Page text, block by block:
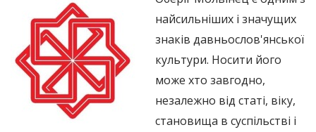
найсильніших і значущих
знаків давньослов'янської
культури. Носити його
може хто завгодно,
незалежно від статі, віку,
становища в суспільстві і